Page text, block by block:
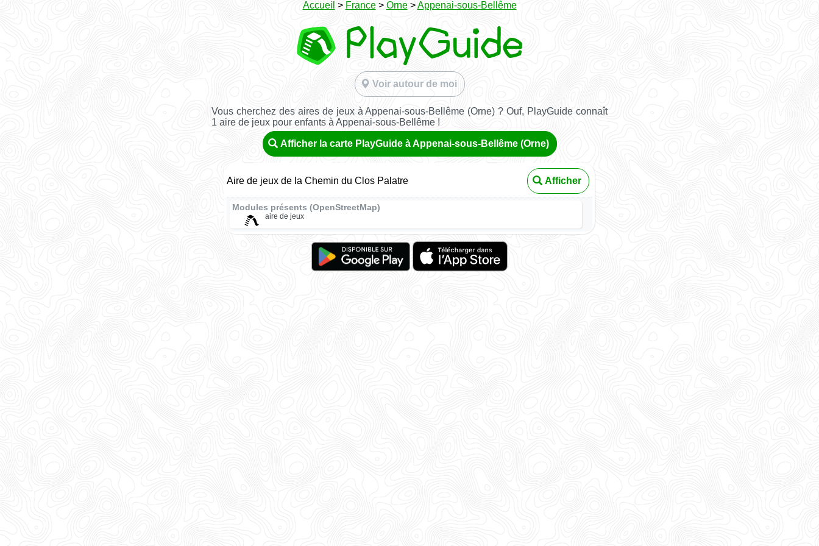
Accueil > France> Orne>Appenai-sous-Bellême
Voir autour de moi
Vous cherchez des aires de jeux à Appenai-sous-Bellême (Orne) ? Ouf, PlayGuide connaît
1 aire de jeux pour enfants à Appenai-sous-Bellême !
Afficher la carte PlayGuide à Appenai-sous-Bellême (Orne)
Aire de jeux de la Chemin du Clos Palatre Afficher
Modules présents (OpenStreetMap)
aire de jeux